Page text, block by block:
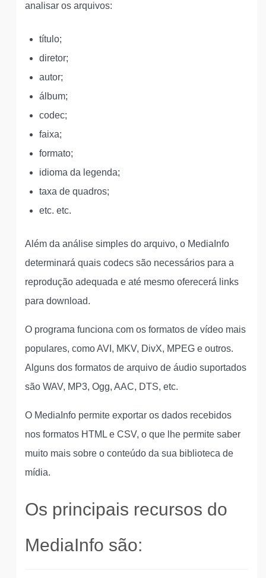
analisar os arquivos:
título;
diretor;
autor;
álbum;
codec;
faixa;
formato;
idioma da legenda;
taxa de quadros;
etc. etc.
Além da análise simples do arquivo, o MediaInfo
determinará quais codecs são necessários para a
reprodução adequada e até mesmo oferecerá links
para download.
O programa funciona com os formatos de vídeo mais
populares, como AVI, MKV, DivX, MPEG e outros.
Alguns dos formatos de arquivo de áudio suportados
são WAV, MP3, Ogg, AAC, DTS, etc.
O MediaInfo permite exportar os dados recebidos
nos formatos HTML e CSV, o que lhe permite saber
muito mais sobre o conteúdo da sua biblioteca de
mídia.
Os principais recursos do
MediaInfo são: